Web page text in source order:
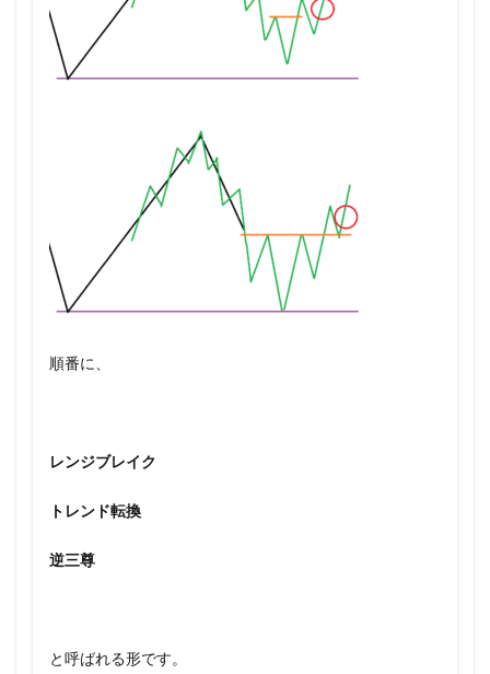
順番に、
レンジブレイク
トレンド転換
逆三尊
と呼ばれる形です。